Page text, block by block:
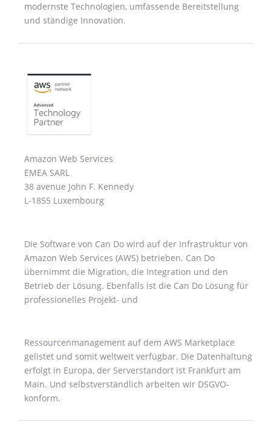
modernste Technologien, umfassende Bereitstellung
und ständige Innovation.
Amazon Web Services
EMEA SARL
38 avenue John F. Kennedy
L-1855 Luxembourg
Die Software von Can Do wird auf der Infrastruktur von
Amazon Web Services (AWS) betrieben. Can Do
übernimmt die Migration, die Integration und den
Betrieb der Lösung. Ebenfalls ist die Can Do Lösung für
professionelles Projekt- und
Ressourcenmanagement auf dem AWS Marketplace
gelistet und somit weltweit verfügbar. Die Datenhaltung
erfolgt in Europa, der Serverstandort ist Frankfurt am
Main. Und selbstverständlich arbeiten wir DSGVO-
konform.